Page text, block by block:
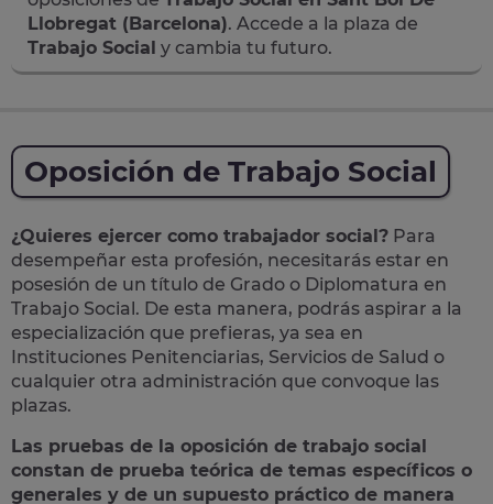
Llobregat (Barcelona). Accede a la plaza de
Trabajo Social y cambia tu futuro.
Oposición de Trabajo Social
¿Quieres ejercer como trabajador social? Para
desempeñar esta profesión, necesitarás estar en
posesión de un título de Grado o Diplomatura en
Trabajo Social. De esta manera, podrás aspirar a la
especialización que prefieras, ya sea en
Instituciones Penitenciarias, Servicios de Salud o
cualquier otra administración que convoque las
plazas.
Las pruebas de la oposición de trabajo social
constan de prueba teórica de temas específicos o
generales y de un supuesto práctico de manera